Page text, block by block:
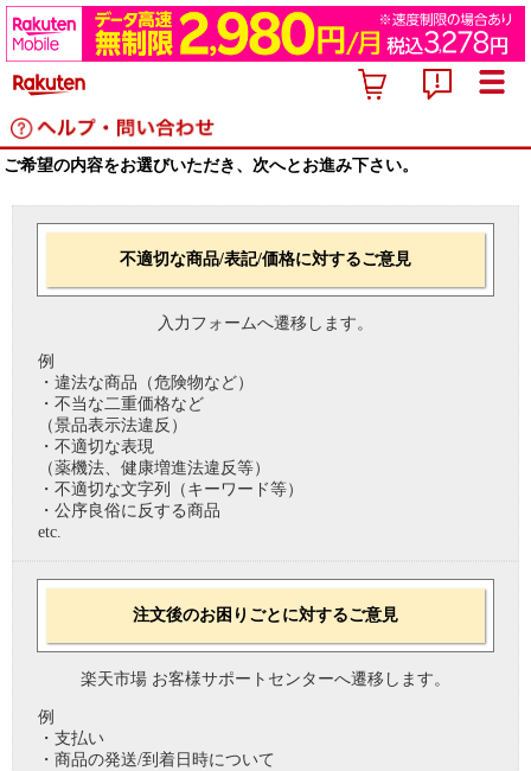
ご希望の内容をお選びいただき、次へとお進み下さい。
不適切な商品/表記/価格に対するご意見
入力フォームへ遷移します。
例
・違法な商品（危険物など）
・不当な二重価格など
（景品表示法違反）
・不適切な表現
（薬機法、健康増進法違反等）
・不適切な文字列（キーワード等）
・公序良俗に反する商品
etc.
注文後のお困りごとに対するご意見
楽天市場 お客様サポートセンターへ遷移します。
例
・支払い
・商品の発送/到着日時について